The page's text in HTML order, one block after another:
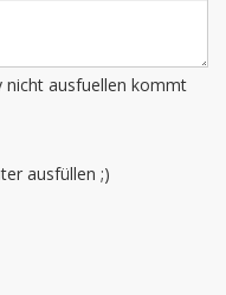
nicht ausfuellen kommt
ausfüllen ;)